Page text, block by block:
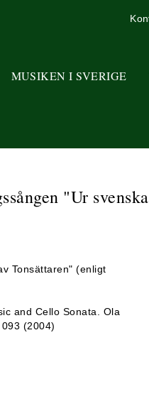
MUSIKEN I SVERIGE
"Ur
Tonsättaren" (enligt
and Cello Sonata. Ola
(2004)